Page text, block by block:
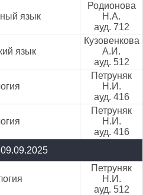
язык
Родионова
Н.А.
ауд. 712
язык
Кузовенкова
А.И.
ауд. 512
Петруняк
Н.И.
ауд. 416
Петруняк
Н.И.
ауд. 416
09.09.2025
Петруняк
Н.И.
ауд. 512